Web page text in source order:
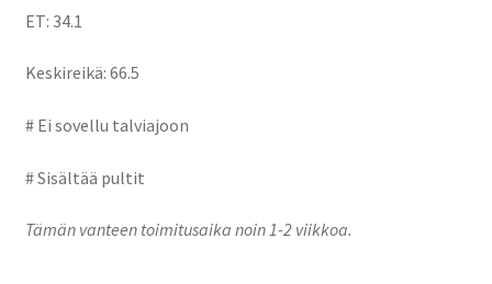
ET: 34.1
Keskireikä: 66.5
# Ei sovellu talviajoon
# Sisältää pultit
Tämän vanteen toimitusaika noin 1-2 viikkoa.